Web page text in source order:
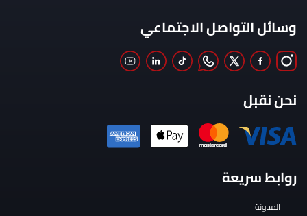
وسائل التواصل الاجتماعي
نحن نقبل
روابط سريعة
المدونة